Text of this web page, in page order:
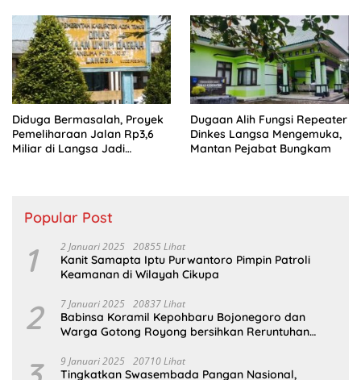
Program Pemerintah.
Diduga Bermasalah, Proyek
Pemeliharaan Jalan Rp3,6
Miliar di Langsa Jadi
Dugaan Alih Fungsi Repeater
Dinkes Langsa Mengemuka,
Mantan Pejabat Bungkam
Popular Post
1 2 Januari 2025 20855 Lihat
Kanit Samapta Iptu Purwantoro Pimpin Patroli
Keamanan di Wilayah Cikupa
2 7 Januari 2025 20837 Lihat
Babinsa Koramil Kepohbaru Bojonegoro dan
Warga Gotong Royong bersihkan Reruntuhan
9 Januari 2025 20710 Lihat
Tingkatkan Swasembada Pangan Nasional,